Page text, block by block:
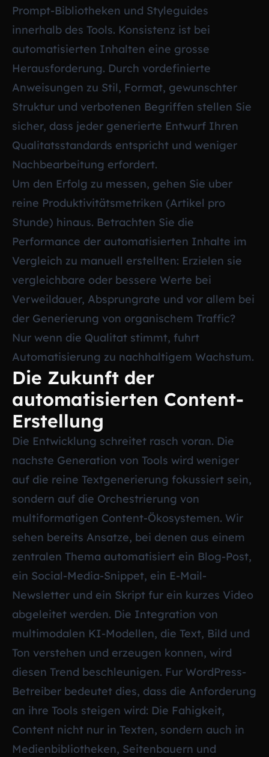
Prompt-Bibliotheken und Styleguides
innerhalb des Tools. Konsistenz ist bei
automatisierten Inhalten eine grosse
Herausforderung. Durch vordefinierte
Anweisungen zu Stil, Format, gewunschter
Struktur und verbotenen Begriffen stellen Sie
sicher, dass jeder generierte Entwurf Ihren
Qualitatsstandards entspricht und weniger
Nachbearbeitung erfordert.
Um den Erfolg zu messen, gehen Sie uber
reine Produktivitätsmetriken (Artikel pro
Stunde) hinaus. Betrachten Sie die
Performance der automatisierten Inhalte im
Vergleich zu manuell erstellten: Erzielen sie
vergleichbare oder bessere Werte bei
Verweildauer, Absprungrate und vor allem bei
der Generierung von organischem Traffic?
Nur wenn die Qualitat stimmt, fuhrt
Automatisierung zu nachhaltigem Wachstum.
Die Zukunft der
automatisierten Content-
Erstellung
Die Entwicklung schreitet rasch voran. Die
nachste Generation von Tools wird weniger
auf die reine Textgenerierung fokussiert sein,
sondern auf die Orchestrierung von
multiformatigen Content-Ökosystemen. Wir
sehen bereits Ansatze, bei denen aus einem
zentralen Thema automatisiert ein Blog-Post,
ein Social-Media-Snippet, ein E-Mail-
Newsletter und ein Skript fur ein kurzes Video
abgeleitet werden. Die Integration von
multimodalen KI-Modellen, die Text, Bild und
Ton verstehen und erzeugen konnen, wird
diesen Trend beschleunigen. Fur WordPress-
Betreiber bedeutet dies, dass die Anforderung
an ihre Tools steigen wird: Die Fahigkeit,
Content nicht nur in Texten, sondern auch in
Medienbibliotheken, Seitenbauern und